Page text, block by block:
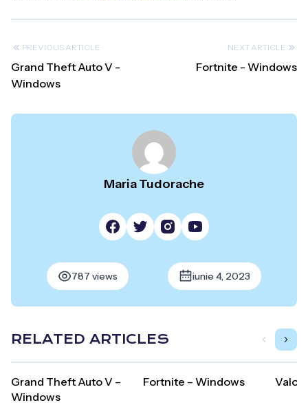
PREVIOUS ARTICLE
Grand Theft Auto V -
Windows
NEXT ARTICLE
Fortnite - Windows
Maria Tudorache
787 views iunie 4, 2023
RELATED ARTICLES
Grand Theft Auto V –
Windows
Fortnite – Windows